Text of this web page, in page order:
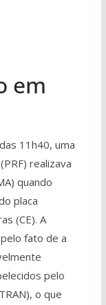
em
11h40, uma
realizava
quando
placa
(CE). A
fato de a
pelo
o que